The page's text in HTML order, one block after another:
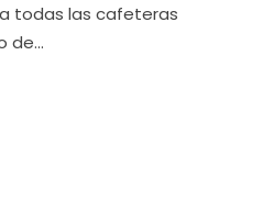
todas las cafeteras
de...